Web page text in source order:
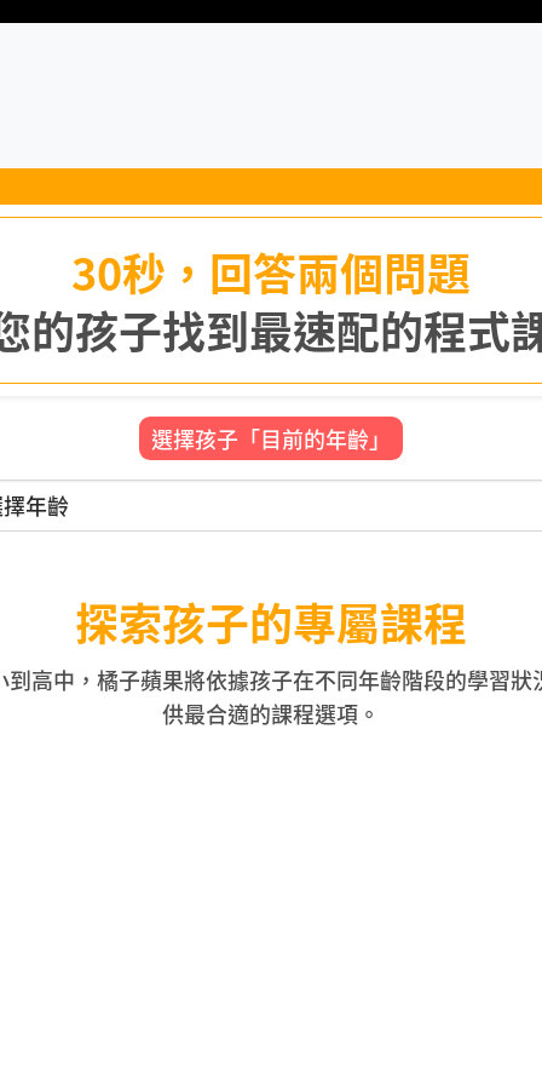
30秒，回答兩個問題
的孩子找到最速配的程式
選擇孩子「目前的年齡」
探索孩子的專屬課程
到高中，橘子蘋果將依據孩子在不同年齡階段的學習狀
供最合適的課程選項。